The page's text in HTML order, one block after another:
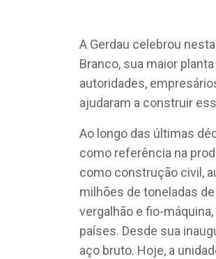
A Gerdau celebrou
Branco, sua maior
autoridades,
ajudaram a construir
Ao longo das últimas
como referência na
como construção civil,
milhões de toneladas
vergalhão e fio-
países. Desde sua
aço bruto. Hoje, a